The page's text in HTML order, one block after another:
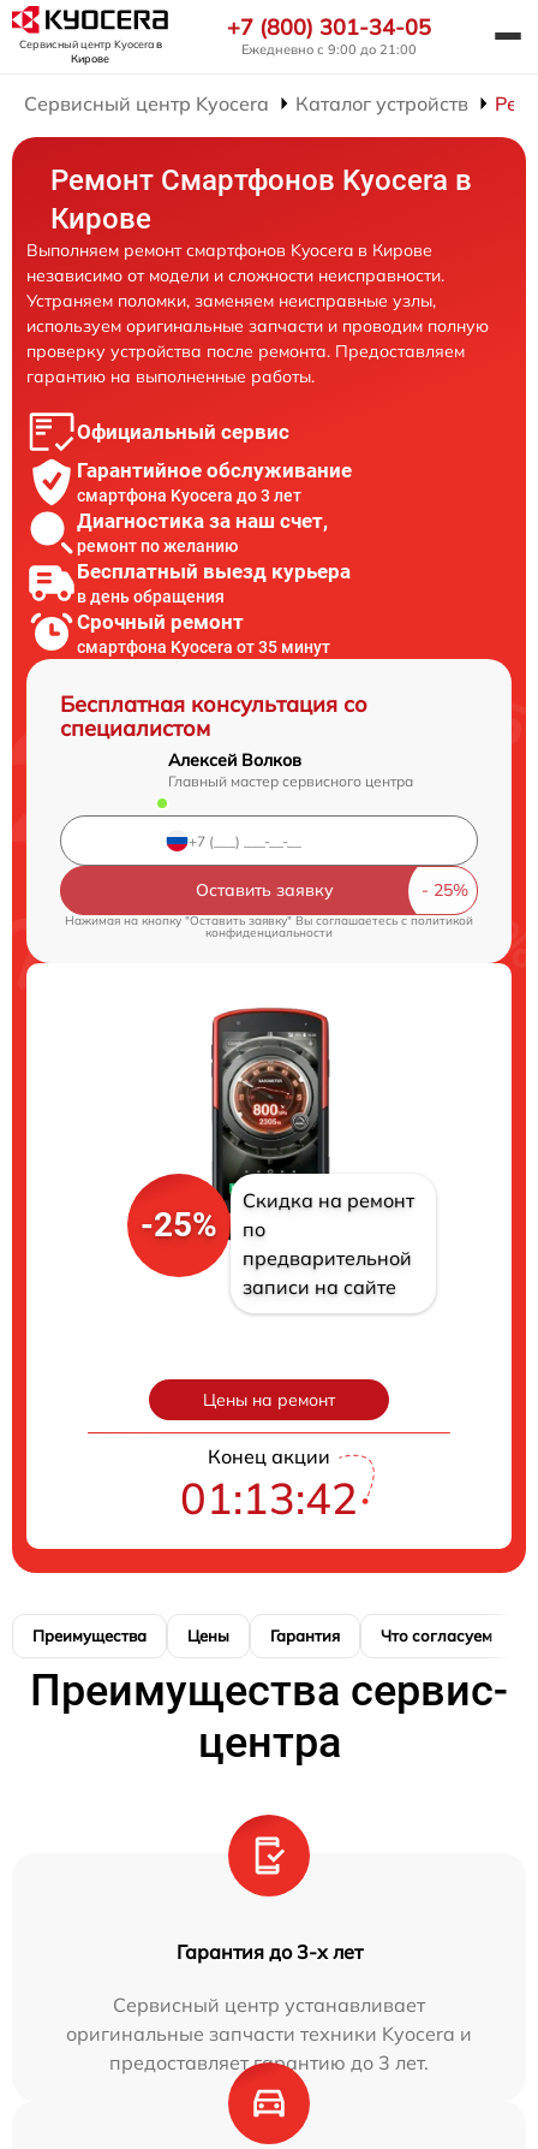
Сервисный центр Kyoceraв
Кирове
+7 (800) 301-34-05
Ежедневно с 9:00 до 21:00
Сервисный центр Kyocera Каталог устройств
Ремонт Смартфонов Kyocera в
Кирове
Выполняем ремонт смартфонов Kyocera в Кирове
независимо от модели и сложности неисправности.
Устраняем поломки, заменяем неисправные узлы,
используем оригинальные запчасти и проводим полную
проверку устройства после ремонта. Предоставляем
гарантию на выполненные работы.
Официальный сервис
Гарантийное обслуживание
смартфона Kyocera до 3 лет
Диагностика за наш счет,
ремонт по желанию
Бесплатный выезд курьера
в день обращения
Срочный ремонт
смартфона Kyocera от 35 минут
Бесплатная консультация со
специалистом
Алексей Волков
Главный мастер сервисного центра
Оставить заявку
Нажимая на кнопку "Оставить заявку" Вы соглашаетесь c политикой
конфиденциальности
-25%
Скидка на ремонт
по
предварительной
записи на сайте
Цены на ремонт
Конец акции
01:13:41
Преимущества Цены Гарантия Что согласуем
Преимущества сервис-
центра
Гарантия до 3-х лет
Сервисный центр устанавливает
оригинальные запчасти техники Kyocera и
предоставляет гарантию до 3 лет.